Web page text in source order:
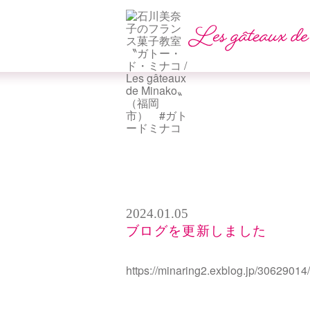
2024.01.05
ブログを更新しました
https://minaring2.exblog.jp/30629014/